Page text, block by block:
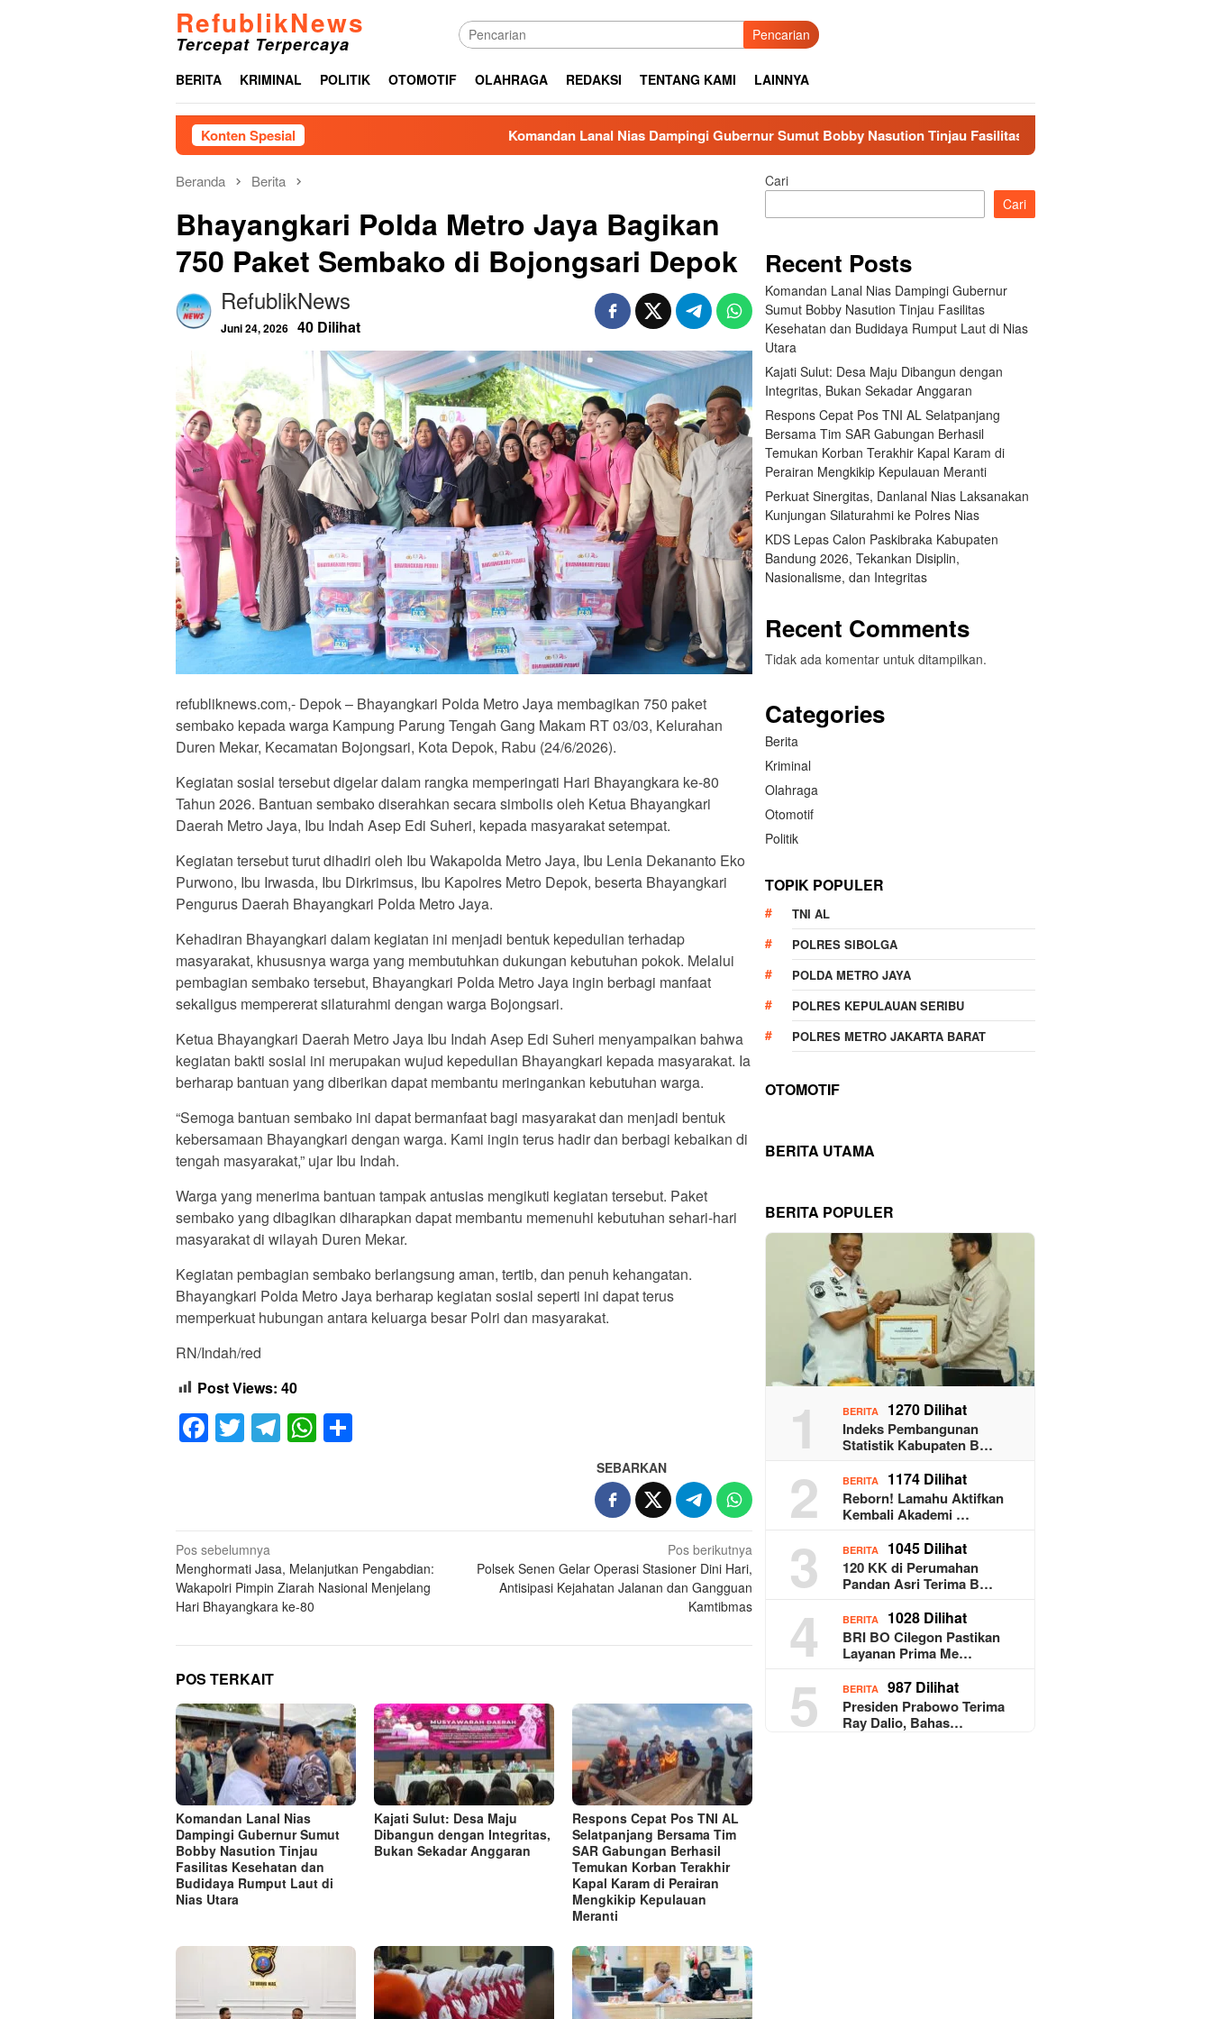
RefublikNews
Tercepat Terpercaya Pencarian
BERITA KRIMINAL POLITIK OTOMOTIF OLAHRAGA REDAKSI TENTANG KAMI LAINNYA
Konten Spesial Komandan Lanal Nias Dampingi Gubernur Sumut Bobby Nasution Tinjau Fasilitas Kesehatan dan Budidaya Rumput Laut di
Beranda Berita
Bhayangkari Polda Metro Jaya Bagikan
750 Paket Sembako di Bojongsari Depok
RefublikNews
Juni 24, 2026 40 Dilihat
refubliknews.com,- Depok – Bhayangkari Polda Metro Jaya membagikan 750 paket
sembako kepada warga Kampung Parung Tengah Gang Makam RT 03/03, Kelurahan
Duren Mekar, Kecamatan Bojongsari, Kota Depok, Rabu (24/6/2026).
Kegiatan sosial tersebut digelar dalam rangka memperingati Hari Bhayangkara ke-80
Tahun 2026. Bantuan sembako diserahkan secara simbolis oleh Ketua Bhayangkari
Daerah Metro Jaya, Ibu Indah Asep Edi Suheri, kepada masyarakat setempat.
Kegiatan tersebut turut dihadiri oleh Ibu Wakapolda Metro Jaya, Ibu Lenia Dekananto Eko
Purwono, Ibu Irwasda, Ibu Dirkrimsus, Ibu Kapolres Metro Depok, beserta Bhayangkari
Pengurus Daerah Bhayangkari Polda Metro Jaya.
Kehadiran Bhayangkari dalam kegiatan ini menjadi bentuk kepedulian terhadap
masyarakat, khususnya warga yang membutuhkan dukungan kebutuhan pokok. Melalui
pembagian sembako tersebut, Bhayangkari Polda Metro Jaya ingin berbagi manfaat
sekaligus mempererat silaturahmi dengan warga Bojongsari.
Ketua Bhayangkari Daerah Metro Jaya Ibu Indah Asep Edi Suheri menyampaikan bahwa
kegiatan bakti sosial ini merupakan wujud kepedulian Bhayangkari kepada masyarakat. Ia
berharap bantuan yang diberikan dapat membantu meringankan kebutuhan warga.
“Semoga bantuan sembako ini dapat bermanfaat bagi masyarakat dan menjadi bentuk
kebersamaan Bhayangkari dengan warga. Kami ingin terus hadir dan berbagi kebaikan di
tengah masyarakat,” ujar Ibu Indah.
Warga yang menerima bantuan tampak antusias mengikuti kegiatan tersebut. Paket
sembako yang dibagikan diharapkan dapat membantu memenuhi kebutuhan sehari-hari
masyarakat di wilayah Duren Mekar.
Kegiatan pembagian sembako berlangsung aman, tertib, dan penuh kehangatan.
Bhayangkari Polda Metro Jaya berharap kegiatan sosial seperti ini dapat terus
memperkuat hubungan antara keluarga besar Polri dan masyarakat.
RN/Indah/red
Post Views: 40
Facebook
TwitterTelegram
WhatsApp
SEBARKAN
Navigasi
pos
Pos sebelumnya
Menghormati Jasa, Melanjutkan Pengabdian:
Wakapolri Pimpin Ziarah Nasional Menjelang
Hari Bhayangkara ke-80
Pos berikutnya
Polsek Senen Gelar Operasi Stasioner Dini Hari,
Antisipasi Kejahatan Jalanan dan Gangguan
Kamtibmas
POS TERKAIT
Komandan Lanal Nias
Dampingi Gubernur Sumut
Bobby Nasution Tinjau
Fasilitas Kesehatan dan
Budidaya Rumput Laut di
Nias Utara
Kajati Sulut: Desa Maju
Dibangun dengan Integritas,
Bukan Sekadar Anggaran
Respons Cepat Pos TNI AL
Selatpanjang Bersama Tim
SAR Gabungan Berhasil
Temukan Korban Terakhir
Kapal Karam di Perairan
Mengkikip Kepulauan
Meranti
Cari
Cari
Recent Posts
Komandan Lanal Nias Dampingi Gubernur
Sumut Bobby Nasution Tinjau Fasilitas
Kesehatan dan Budidaya Rumput Laut di Nias
Utara
Kajati Sulut: Desa Maju Dibangun dengan
Integritas, Bukan Sekadar Anggaran
Respons Cepat Pos TNI AL Selatpanjang
Bersama Tim SAR Gabungan Berhasil
Temukan Korban Terakhir Kapal Karam di
Perairan Mengkikip Kepulauan Meranti
Perkuat Sinergitas, Danlanal Nias Laksanakan
Kunjungan Silaturahmi ke Polres Nias
KDS Lepas Calon Paskibraka Kabupaten
Bandung 2026, Tekankan Disiplin,
Nasionalisme, dan Integritas
Recent Comments
Tidak ada komentar untuk ditampilkan.
Categories
Berita
Kriminal
Olahraga
Otomotif
Politik
TOPIK POPULER
TNI AL
POLRES SIBOLGA
POLDA METRO JAYA
POLRES KEPULAUAN SERIBU
POLRES METRO JAKARTA BARAT
OTOMOTIF
BERITA UTAMA
BERITA POPULER
1 BERITA 1270 Dilihat
Indeks Pembangunan
Statistik Kabupaten B…
2 BERITA 1174 Dilihat
Reborn! Lamahu Aktifkan
Kembali Akademi …
3 BERITA 1045 Dilihat
120 KK di Perumahan
Pandan Asri Terima B…
4 BERITA 1028 Dilihat
BRI BO Cilegon Pastikan
Layanan Prima Me…
5 BERITA 987 Dilihat
Presiden Prabowo Terima
Ray Dalio, Bahas…